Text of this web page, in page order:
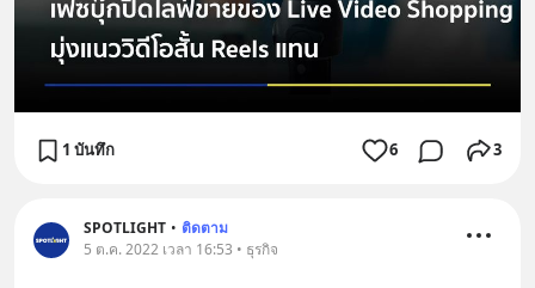
1 บันทึก 6 3
SPOTLIGHT • ติดตาม
5 ต.ค. 2022 เวลา 16:53 • ธุรกิจ